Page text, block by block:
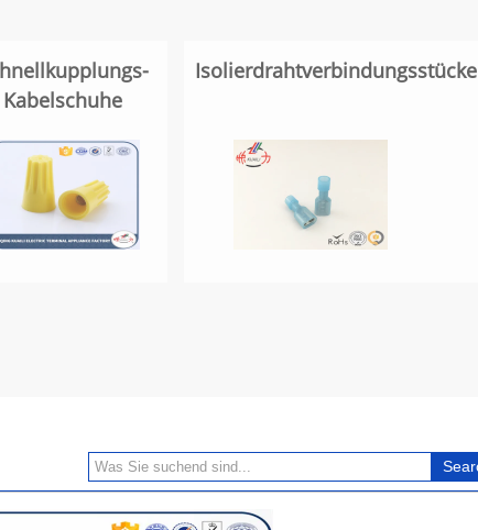
Kabelschuhe
Isolierdrahtverbindungsstücke